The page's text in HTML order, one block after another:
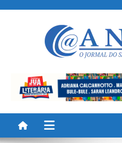
A Noticia